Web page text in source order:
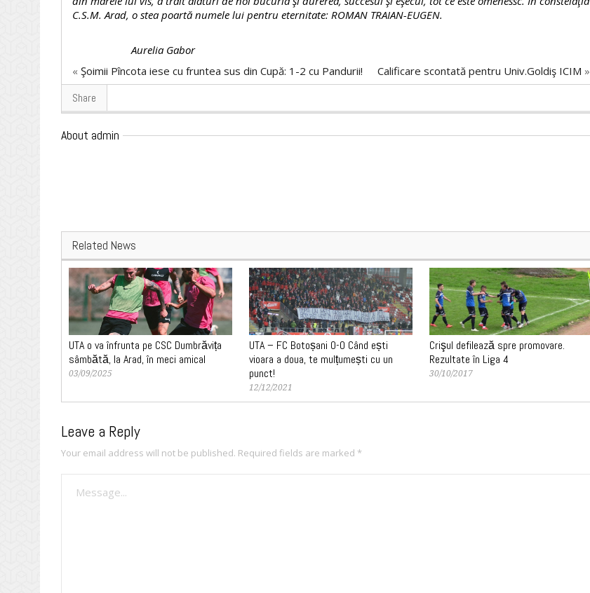
C.S.M. Arad, o stea poartă numele lui pentru eternitate: ROMAN TRAIAN-EUGEN.
Aurelia Gabor
« Şoimii Pîncota iese cu fruntea sus din Cupă: 1-2 cu Pandurii! Calificare scontată pentru Univ.Goldiş ICIM »
Share
About admin
Related News
UTA o va înfrunta pe CSC Dumbrăvița
sâmbătă, la Arad, în meci amical
03/09/2025
UTA – FC Botoșani 0-0 Când ești
vioara a doua, te mulțumești cu un
punct!
12/12/2021
Crişul defilează spre promovare.
Rezultate în Liga 4
30/10/2017
Leave a Reply
Your email address will not be published. Required fields are marked *